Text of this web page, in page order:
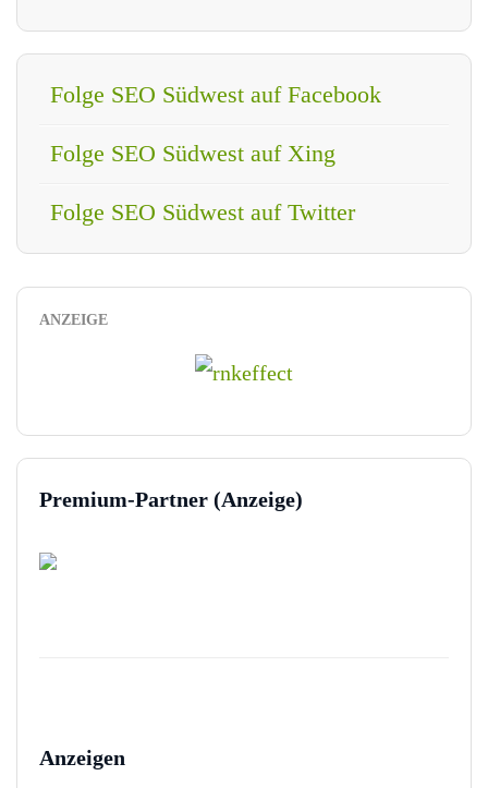
Folge SEO Südwest auf Facebook
Folge SEO Südwest auf Xing
Folge SEO Südwest auf Twitter
ANZEIGE
Premium-Partner (Anzeige)
Anzeigen